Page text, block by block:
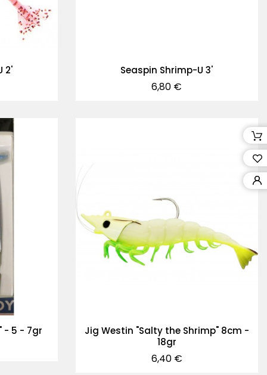
2' Seaspin Shrimp-U 3'
Precio
6,80 €
- 5 - 7gr
Jig Westin "Salty the Shrimp" 8cm -
18gr
Precio
6,40 €